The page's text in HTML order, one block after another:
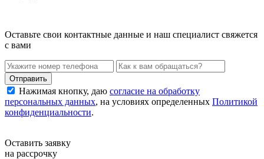
Оставьте свои контактные данные и наш специалист свяжется
с вами
Нажимая кнопку, даю согласие на обработку
персональных данных, на условиях определенных Политикой
конфиденциальности.
Оставить заявку
на рассрочку